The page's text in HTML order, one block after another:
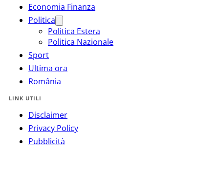
Economia Finanza
Politica
Politica Estera
Politica Nazionale
Sport
Ultima ora
România
LINK UTILI
Disclaimer
Privacy Policy
Pubblicità